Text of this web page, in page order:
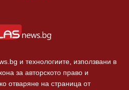
и технологиите, използвани в
за авторското право и
отваряне на страница от